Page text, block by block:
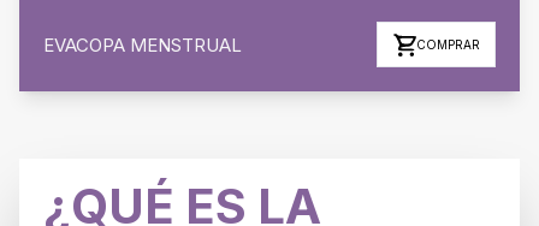
EVACOPA MENSTRUAL COMPRAR
¿QUÉ ES LA